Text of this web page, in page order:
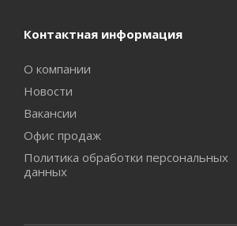
Контактная информация
О компании
Новости
Вакансии
Офис продаж
Политика обработки персональных
данных